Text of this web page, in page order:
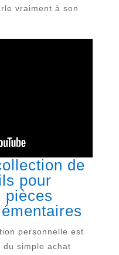
vraiment à son
de
pour
pièces
personnelle est
simple achat